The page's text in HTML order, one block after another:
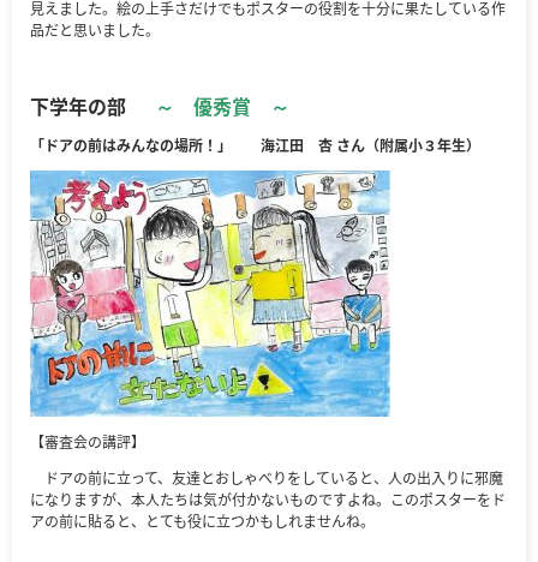
見えました。絵の上手さだけでもポスターの役割を十分に果たしている作
品だと思いました。
下学年の部 ～ 優秀賞 ～
「ドアの前はみんなの場所！」 海江田 杏 さん（附属小３年生）
【審査会の講評】
ドアの前に立って、友達とおしゃべりをしていると、人の出入りに邪魔
になりますが、本人たちは気が付かないものですよね。このポスターをド
アの前に貼ると、とても役に立つかもしれませんね。